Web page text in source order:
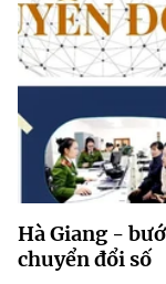
Hà Giang -
chuyển đổi số